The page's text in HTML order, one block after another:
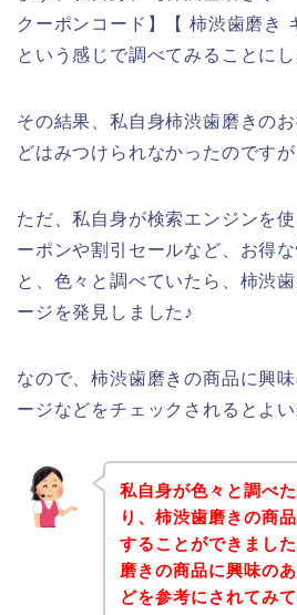
クーポンコード】【 柿渋歯磨き
という感じで調べてみることにし
その結果、私自身柿渋歯磨きの
どはみつけられなかったのですが
ただ、私自身が検索エンジンを
ーポンや割引セールなど、お得
と、色々と調べていたら、柿渋
ージを発見しました♪
なので、柿渋歯磨きの商品に興
ージなどをチェックされるとよい
私自身が色々と調べ
り、柿渋歯磨きの商
することができまし
磨きの商品に興味の
どを参考にされてみ